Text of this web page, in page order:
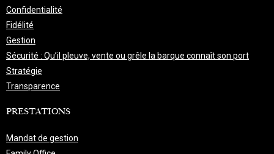
Confidentialité
Fidélité
Gestion
Sécurité : Qu’il pleuve, vente ou grêle la barque connaît son port
Stratégie
Transparence
PRESTATIONS
Mandat de gestion